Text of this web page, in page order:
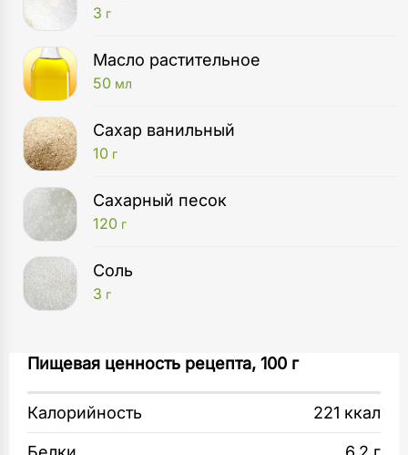
3 г
Масло растительное
50 мл
Сахар ванильный
10 г
Сахарный песок
120 г
Соль
3 г
1 шт
Миксер
1 шт
Используйте яйца комнатной температуры, не
из холодильника. Аккуратно отделите белки
от желтков, оставьте в разных мисках
Пищевая ценность рецепта, 100 г
Калорийность 221 ккал